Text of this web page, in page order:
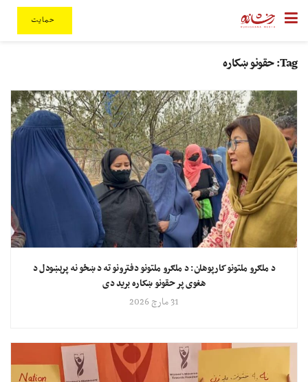
حمایت
Tag: حقونو ښکاره
د ملګرو ملتونو کارپوهان: د ملګرو ملتونو دفترونو ته د ښځو نه پرېښودل د
هغوی پر حقونو ښکاره برید دی
31 مارچ 2026